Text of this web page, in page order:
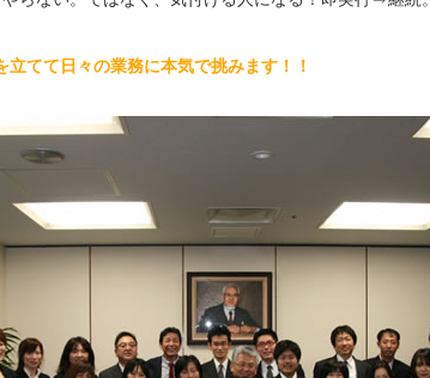
立てて日々の業務に本気で挑みます！！